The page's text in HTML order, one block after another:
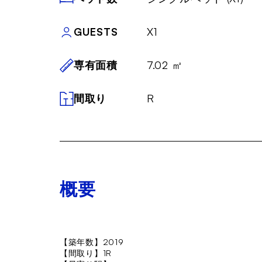
GUESTS X1
専有面積 7.02 ㎡
間取り R
概要
【築年数】2019
【間取り】1R